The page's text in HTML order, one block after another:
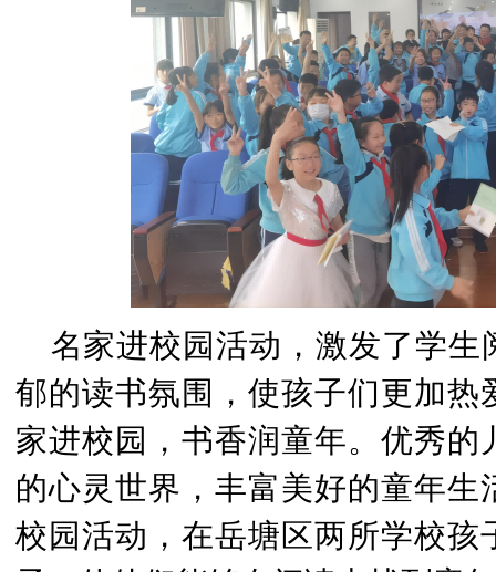
名家进校园活动，激发了学生
郁的读书氛围，使孩子们更加
家进校园，书香润童年。优秀
的心灵世界，丰富美好的童年
校园活动，在岳塘区两所学校